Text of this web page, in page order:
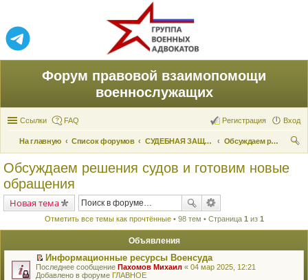
Форум правовой взаимопомощи
военнослужащих
Ссылки FAQ Вход
Регистрация
На главную Список форумов СУДЕБНАЯ ЗАЩИТА ПРАВ
Обсуждаем решения судов и готовим новые обращения
Обсуждаем решения судов и готовим новые
обращения
Новая тема
Отметить все темы как прочтённые• 98 тем • Страница 1 из 1
Объявления
П
е
Информационные ресурсы Военсуда
Последнее сообщение Пахомов Михаил « 04 мар 2025, 12:21
Добавлено в форуме ГЛАВНОЕ